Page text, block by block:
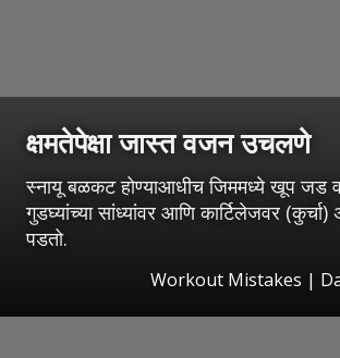
क्षमतेपेक्षा जास्त वजन उचलणे
स्नायू बळकट होण्याआधीच जिममध्ये खूप जड
गुडघ्यांच्या सांध्यांवर आणि कार्टिलेजवर (कुर्चा)
पडतो.
Workout Mistakes |